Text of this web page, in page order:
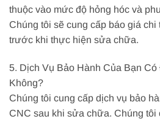
thuộc vào mức độ hỏng hóc và
Chúng tôi sẽ cung cấp báo giá chi
trước khi thực hiện sửa chữa.
5. Dịch Vụ Bảo Hành Của Bạn
Không?
Chúng tôi cung cấp dịch vụ bảo
CNC sau khi sửa chữa. Chúng tôi